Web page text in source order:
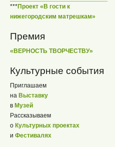
***Проект «В гости к
нижегородским матрешкам»
Премия
«ВЕРНОСТЬ ТВОРЧЕСТВУ»
Культурные события
Приглашаем
на Выставку
в Музей
Рассказываем
о Культурных проектах
и Фестивалях